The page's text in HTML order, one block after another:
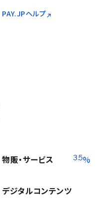
PAY.JPヘルプ
物販・サービス 3.5%
デジタルコンテンツ